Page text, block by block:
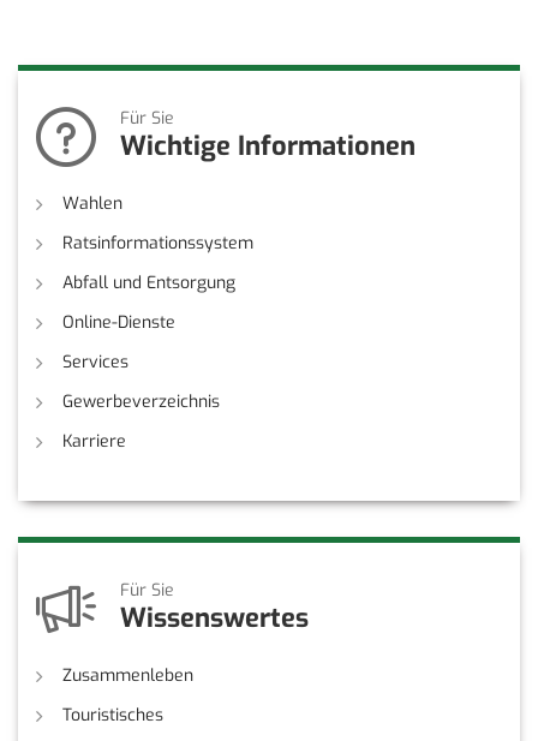
Für Sie
Wichtige Informationen
Wahlen
Ratsinformationssystem
Abfall und Entsorgung
Online-Dienste
Services
Gewerbeverzeichnis
Karriere
Für Sie
Wissenswertes
Zusammenleben
Touristisches